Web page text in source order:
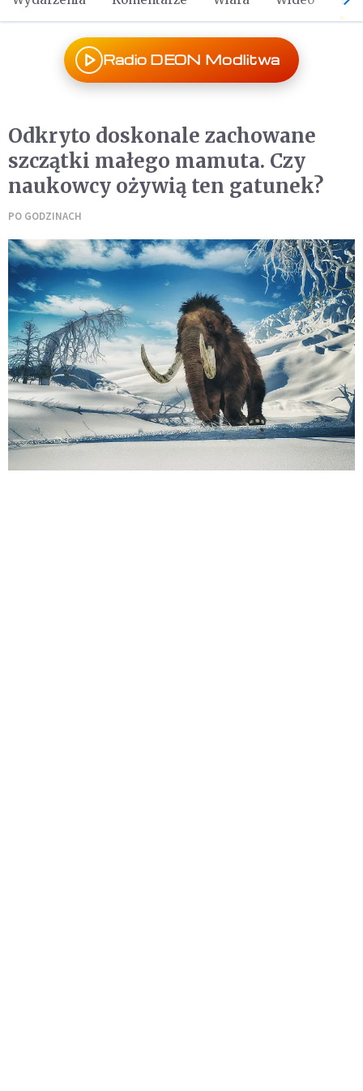
Radio DEON Modlitwa
Odkryto doskonale zachowane
szczątki małego mamuta. Czy
naukowcy ożywią ten gatunek?
PO GODZINACH